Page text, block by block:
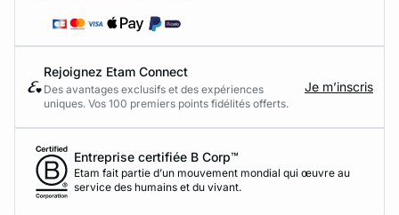
Rejoignez Etam Connect
Des avantages exclusifs et des expériences
uniques. Vos 100 premiers points fidélités offerts.
Je m’inscris
Entreprise certifiée B Corp™
Etam fait partie d’un mouvement mondial qui œuvre au
service des humains et du vivant.